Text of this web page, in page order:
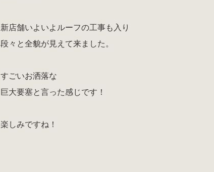
新店舗いよいよルーフの工事も入り
段々と全貌が見えて来ました。
すごいお洒落な
巨大要塞と言った感じです！
楽しみですね！